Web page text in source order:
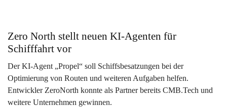
Zero North stellt neuen KI-Agenten für
Schifffahrt vor
Der KI-Agent „Propel“ soll Schiffsbesatzungen bei der
Optimierung von Routen und weiteren Aufgaben helfen.
Entwickler ZeroNorth konnte als Partner bereits CMB.Tech und
weitere Unternehmen gewinnen.